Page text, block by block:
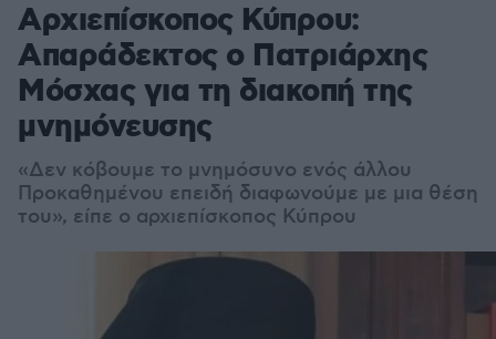
Αρχιεπίσκοπος Κύπρου:
Απαράδεκτος ο Πατριάρχης
Μόσχας για τη διακοπή της
μνημόνευσης
«Δεν κόβουμε το μνημόσυνο ενός άλλου
Προκαθημένου επειδή διαφωνούμε με μια θέση
του», είπε ο αρχιεπίσκοπος Κύπρου